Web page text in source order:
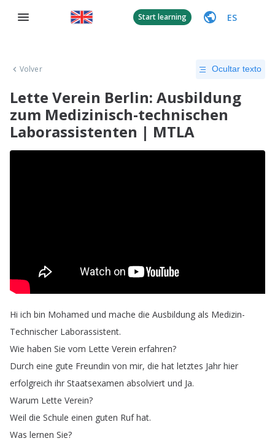
Start learning ES
Volver Ocultar texto
Lette Verein Berlin: Ausbildung
zum Medizinisch-technischen
Laborassistenten | MTLA
Hi ich bin Mohamed und mache die Ausbildung als Medizin-
Technischer Laborassistent.
Wie haben Sie vom Lette Verein erfahren?
Durch eine gute Freundin von mir, die hat letztes Jahr hier
erfolgreich ihr Staatsexamen absolviert und Ja.
Warum Lette Verein?
Weil die Schule einen guten Ruf hat.
Was lernen Sie?